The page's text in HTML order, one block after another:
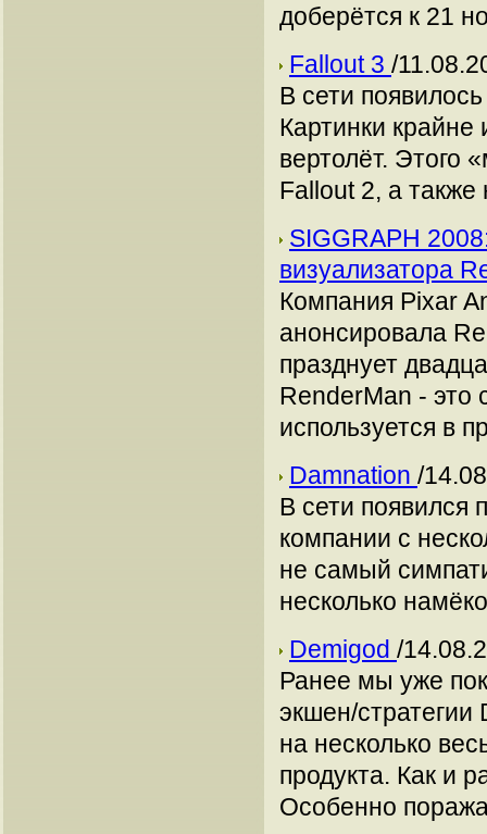
доберётся к 21
Fallout 3 /
В сети
Картинки
вертолёт. Этого
Fallout 2, а также
SIGGRAPH
визуализатора
Компания Pixar
анонсировала
празднует
RenderMan - это
используется в
Damnation /
В сети появился
компании с
не самый
несколько
Demigod /
Ранее мы уже
экшен/стратегии
на несколько
продукта. Как и
Особенно